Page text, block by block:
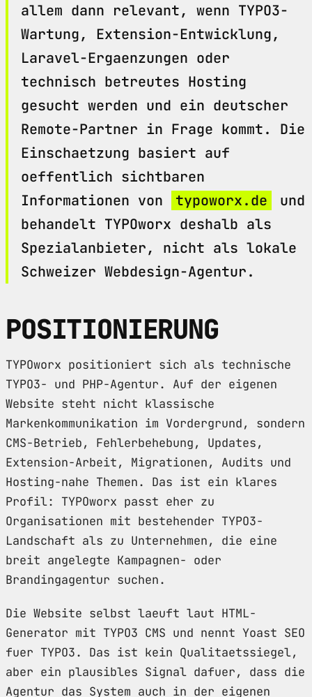
allem dann relevant, wenn TYPO3-
Wartung, Extension-Entwicklung,
Laravel-Ergaenzungen oder
technisch betreutes Hosting
gesucht werden und ein deutscher
Remote-Partner in Frage kommt. Die
Einschaetzung basiert auf
oeffentlich sichtbaren
Informationen von
typoworx.de
und
behandelt TYPOworx deshalb als
Spezialanbieter, nicht als lokale
Schweizer Webdesign-Agentur.
POSITIONIERUNG
TYPOworx positioniert sich als technische
TYPO3- und PHP-Agentur. Auf der eigenen
Website steht nicht klassische
Markenkommunikation im Vordergrund, sondern
CMS-Betrieb, Fehlerbehebung, Updates,
Extension-Arbeit, Migrationen, Audits und
Hosting-nahe Themen. Das ist ein klares
Profil: TYPOworx passt eher zu
Organisationen mit bestehender TYPO3-
Landschaft als zu Unternehmen, die eine
breit angelegte Kampagnen- oder
Brandingagentur suchen.
Die Website selbst laeuft laut HTML-
Generator mit TYPO3 CMS und nennt Yoast SEO
fuer TYPO3. Das ist kein Qualitaetssiegel,
aber ein plausibles Signal dafuer, dass die
Agentur das System auch in der eigenen